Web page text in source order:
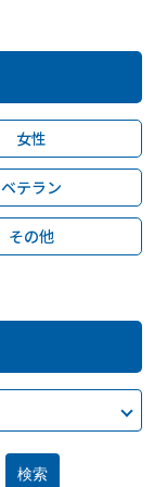
女性
ベテラン
その他